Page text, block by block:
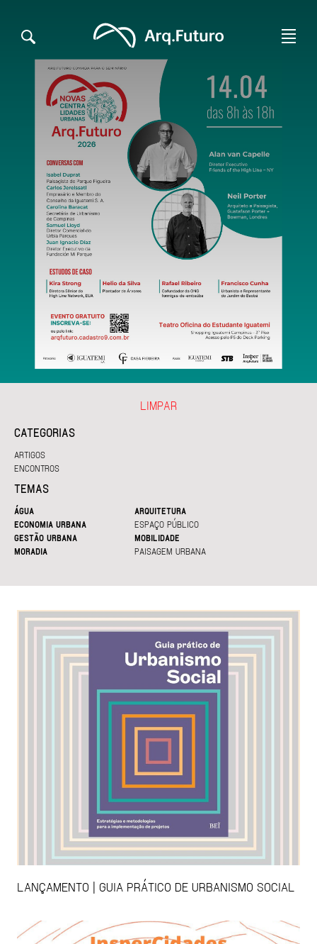
CATEGORIAS
ARTIGOS
ENCONTROS
TEMAS
ÁGUA
ARQUITETURA
ECONOMIA URBANA
ESPAÇO PÚBLICO
GESTÃO URBANA
MOBILIDADE
MORADIA
PAISAGEM URBANA
LIMPAR
LANÇAMENTO | GUIA PRÁTICO DE URBANISMO SOCIAL